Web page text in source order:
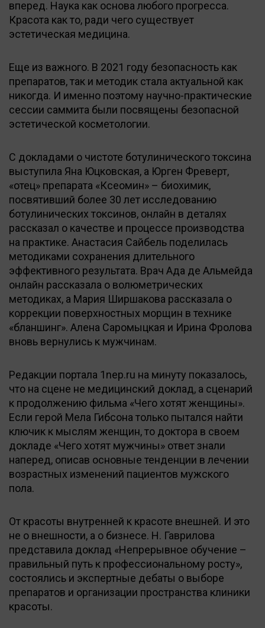
вперед. Наука как основа любого прогресса.
Красота как то, ради чего существует
эстетическая медицина.
Еще из важного. В 2021 году безопасность как
препаратов, так и методик стала актуальной как
никогда. И именно поэтому научно-практические
сессии саммита были посвящены безопасной
эстетической косметологии.
С докладами о чистоте ботулинического токсина
выступила Яна Юцковская, а Юрген Фрeверт,
«отец» препарата «Ксеомин» – биохимик,
посвятивший более 30 лет исследованию
ботулинических токсинов, онлайн в деталях
рассказал о качестве и процессе производства
на практике. Анастасия Сайбель поделилась
методиками сохранения длительного
эффективного результата. Врач Ада де Альмейда
онлайн рассказала о волюметрических
методиках, а Мария Ширшакова рассказала о
коррекции поверхностных морщин в технике
«бланшинг». Алена Саромыцкая и Ирина Фролова
вновь вернулись к мужчинам.
Редакции портала 1nep.ru на минуту показалось,
что на сцене не медицинский доклад, а сценарий
к продолжению фильма «Чего хотят женщины».
Если герой Мела Гибсона только пытался найти
ключик к мыслям женщин, то доктора в своем
докладе «Чего хотят мужчины» ответ знали
наперед, описав основные тенденции в лечении
возрастных изменений пациентов мужского
пола.
От красоты внутренней к красоте внешней. И это
не о внешности, а о бизнесе. Н. Гаврилова
представила доклад «Непрерывное обучение –
правильный путь к профессиональному росту»,
состоялись и экспертные дебаты о выборе
препаратов и организации пространства клиники
красоты.